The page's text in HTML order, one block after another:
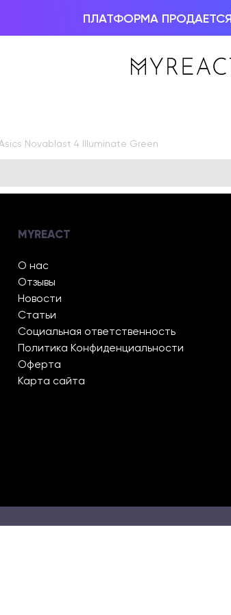
ПЛАТФОРМА ПРОДАЕТСЯ
Novablast 4 Illuminate Green
MYREACT
О нас
Отзывы
Новости
Статьи
Социальная ответственность
Политика Конфиденциальности
Оферта
Карта сайта